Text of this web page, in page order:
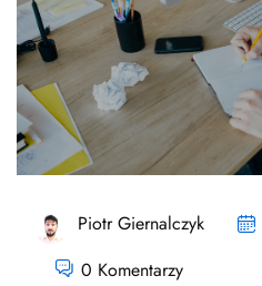
Piotr Giernalczyk
0 Komentarzy